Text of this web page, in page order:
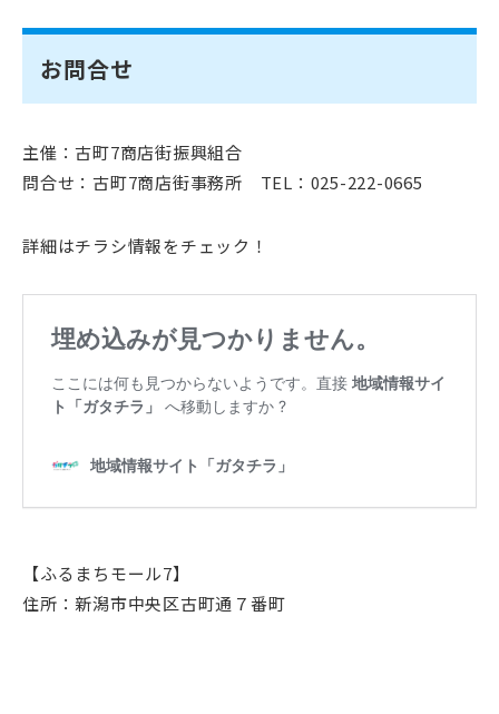
お問合せ
主催：古町7商店街振興組合
問合せ：古町7商店街事務所 TEL：025-222-0665
詳細はチラシ情報をチェック！
【ふるまちモール7】
住所：新潟市中央区古町通７番町